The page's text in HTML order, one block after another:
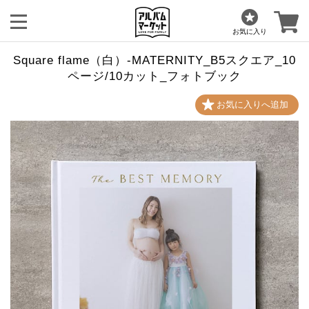
お気に入り
Square flame（白）-MATERNITY_B5スクエア_10
ページ/10カット_フォトブック